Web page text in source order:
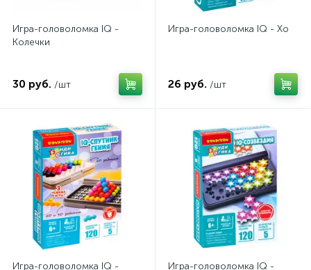
Игра-головоломка IQ -
Колечки
30 руб. /шт
Игра-головоломка IQ - Хо
26 руб. /шт
Игра-головоломка IQ -
Игра-головоломка IQ -